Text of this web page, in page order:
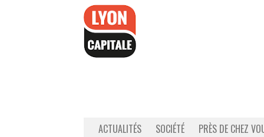
ACTUALITÉS SOCIÉTÉ PRÈS DE CHEZ